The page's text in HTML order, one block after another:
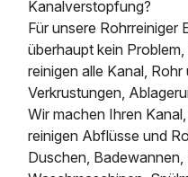
Kanalverstopfung?
Für unsere Rohrreiniger
überhaupt kein
reinigen alle Kanal,
Verkrustungen,
Wir machen Ihren
reinigen Abflüsse und
Duschen, Badewannen,